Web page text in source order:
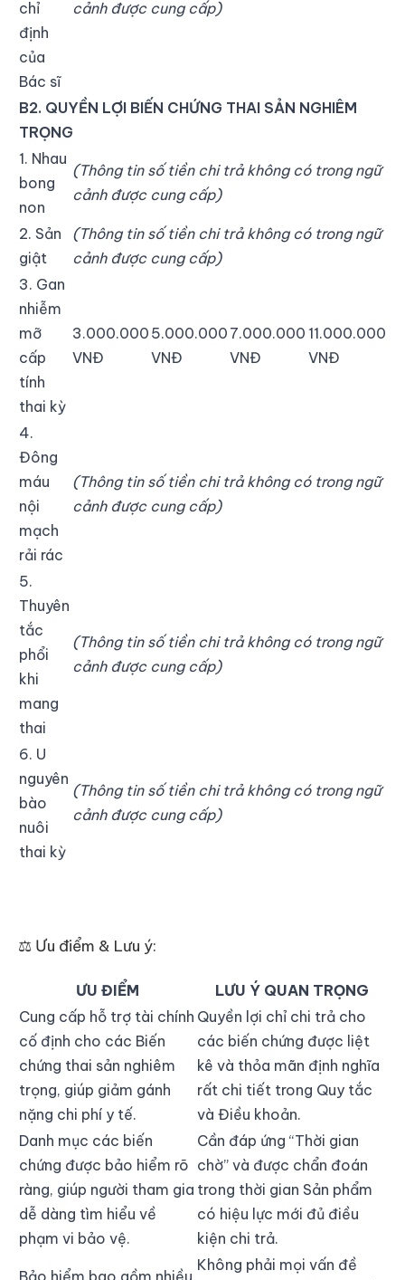
chỉ
định
của
Bác sĩ
cảnh được cung cấp)
B2. QUYỀN LỢI BIẾN CHỨNG THAI SẢN NGHIÊM
TRỌNG
1. Nhau
bong
non
(Thông tin số tiền chi trả không có trong ngữ
cảnh được cung cấp)
2. Sản
giật
(Thông tin số tiền chi trả không có trong ngữ
cảnh được cung cấp)
3. Gan
nhiễm
mỡ
cấp
tính
thai kỳ
3.000.000
VNĐ
5.000.000
VNĐ
7.000.000
VNĐ
11.000.000
VNĐ
4.
Đông
máu
nội
mạch
rải rác
(Thông tin số tiền chi trả không có trong ngữ
cảnh được cung cấp)
5.
Thuyên
tắc
phổi
khi
mang
thai
(Thông tin số tiền chi trả không có trong ngữ
cảnh được cung cấp)
6. U
nguyên
bào
nuôi
thai kỳ
(Thông tin số tiền chi trả không có trong ngữ
cảnh được cung cấp)
⚖️ Ưu điểm & Lưu ý:
ƯU ĐIỂM
LƯU Ý QUAN TRỌNG
Cung cấp hỗ trợ tài chính
cố định cho các Biến
chứng thai sản nghiêm
trọng, giúp giảm gánh
nặng chi phí y tế.
Quyền lợi chỉ chi trả cho
các biến chứng được liệt
kê và thỏa mãn định nghĩa
rất chi tiết trong Quy tắc
và Điều khoản.
Danh mục các biến
chứng được bảo hiểm rõ
ràng, giúp người tham gia
dễ dàng tìm hiểu về
phạm vi bảo vệ.
Cần đáp ứng “Thời gian
chờ” và được chẩn đoán
trong thời gian Sản phẩm
có hiệu lực mới đủ điều
kiện chi trả.
Không phải mọi vấn đề